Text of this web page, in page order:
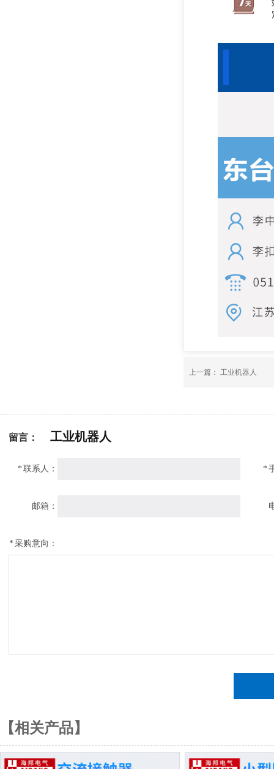
上一篇： 工业机器人
留言： 工业机器人
*联系人： *
邮箱：
*采购意向：
【相关产品】